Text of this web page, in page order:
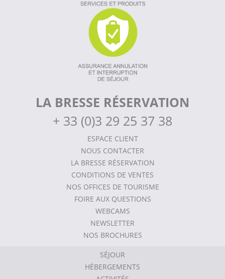
LA BRESSE RÉSERVATION
+ 33 (0)3 29 25 37 38
ESPACE CLIENT
NOUS CONTACTER
LA BRESSE RÉSERVATION
CONDITIONS DE VENTES
NOS OFFICES DE TOURISME
FOIRE AUX QUESTIONS
WEBCAMS
NEWSLETTER
NOS BROCHURES
SÉJOUR
HÉBERGEMENTS